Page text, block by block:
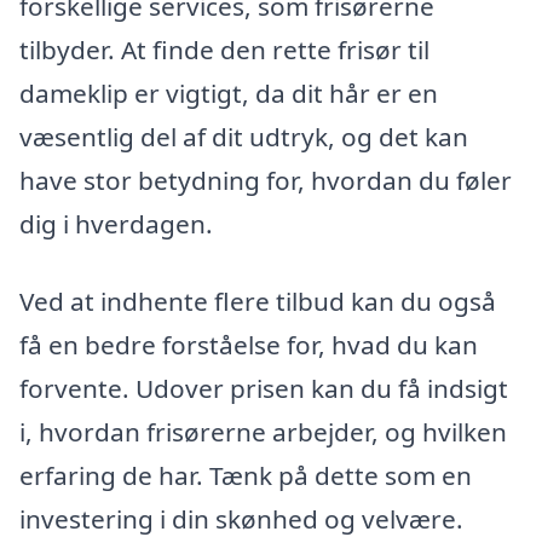
tilbyder. At finde den rette frisør til
dameklip er vigtigt, da dit hår er en
væsentlig del af dit udtryk, og det kan
have stor betydning for, hvordan du føler
dig i hverdagen.
Ved at indhente flere tilbud kan du også
få en bedre forståelse for, hvad du kan
forvente. Udover prisen kan du få indsigt
i, hvordan frisørerne arbejder, og hvilken
erfaring de har. Tænk på dette som en
investering i din skønhed og velvære.